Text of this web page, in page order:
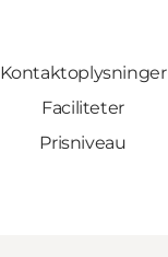
Kontaktoplysninger
Faciliteter
Prisniveau